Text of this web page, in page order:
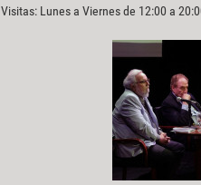
Visitas: Lunes a Viernes de 12:00 a